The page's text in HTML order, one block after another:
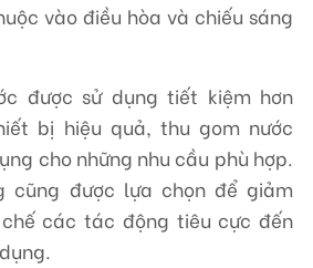
vào điều hòa và chiếu sáng
được sử dụng tiết kiệm hơn
bị hiệu quả, thu gom nước
cho những nhu cầu phù hợp.
cũng được lựa chọn để giảm
các tác động tiêu cực đến